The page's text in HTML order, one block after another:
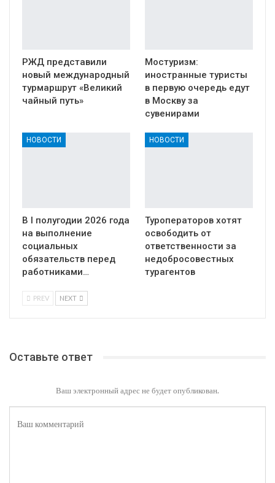
РЖД представили
новый международный
турмаршрут «Великий
чайный путь»
Мостуризм:
иностранные туристы
в первую очередь едут
в Москву за
сувенирами
НОВОСТИ
В I полугодии 2026 года
на выполнение
социальных
обязательств перед
работниками…
НОВОСТИ
Туроператоров хотят
освободить от
ответственности за
недобросовестных
турагентов
PREV NEXT
Оставьте ответ
Ваш электронный адрес не будет опубликован.